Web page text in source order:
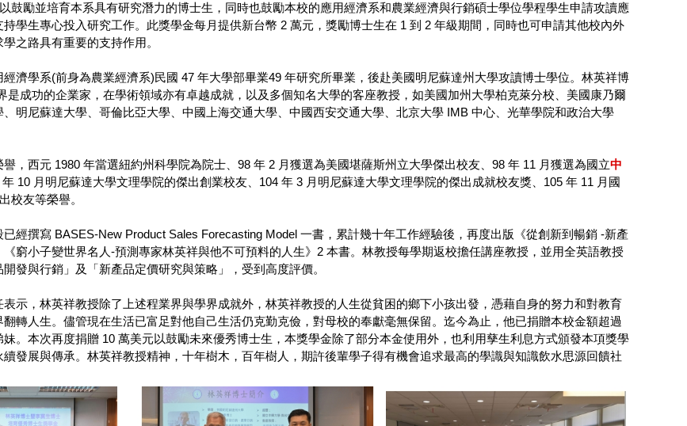
鼓勵並培育本系具有研究潛力的博士生，同時也鼓勵本校的應用經濟系和農業經濟與行銷碩士學位學程學生申請攻讀應
學生專心投入研究工作。此獎學金每月提供新台幣 2 萬元，獎勵博士生在 1 到 2 年級期間，同時也可申請其他校內外
之路具有重要的支持作用。
濟學系(前身為農業經濟系)民國 47 年大學部畢業49 年研究所畢業，後赴美國明尼蘇達州大學攻讀博士學位。林英祥博
是成功的企業家，在學術領域亦有卓越成就，以及多個知名大學的客座教授，如美國加州大學柏克萊分校、美國康乃爾
明尼蘇達大學、哥倫比亞大學、中國上海交通大學、中國西安交通大學、北京大學 IMB 中心、光華學院和政治大學
，西元 1980 年當選紐約州科學院為院士、98 年 2 月獲選為美國堪薩斯州立大學傑出校友、98 年 11 月獲選為國立中
10 月明尼蘇達大學文理學院的傑出創業校友、104 年 3 月明尼蘇達大學文理學院的傑出成就校友獎、105 年 11 月國
校友等榮譽。
經撰寫 BASES-New Product Sales Forecasting Model 一書，累計幾十年工作經驗後，再度出版《從創新到暢銷 -新產
窮小子變世界名人-預測專家林英祥與他不可預料的人生》2 本書。林教授每學期返校擔任講座教授，並用全英語教授
發與行銷」及「新產品定價研究與策略」，受到高度評價。
示，林英祥教授除了上述程業界與學界成就外，林英祥教授的人生從貧困的鄉下小孩出發，憑藉自身的努力和對教育
轉人生。儘管現在生活已富足對他自己生活仍克勤克儉，對母校的奉獻毫無保留。迄今為止，他已捐贈本校金額超過
。本次再度捐贈 10 萬美元以鼓勵未來優秀博士生，本獎學金除了部分本金使用外，也利用孳生利息方式頒發本項獎學
發展與傳承。林英祥教授精神，十年樹木，百年樹人，期許後輩學子得有機會追求最高的學識與知識飲水思源回饋社